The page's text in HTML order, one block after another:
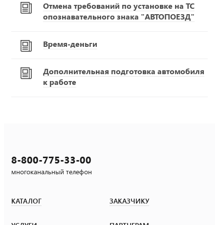
Отмена требований по установке на ТС
опознавательного знака "АВТОПОЕЗД"
Время-деньги
Дополнительная подготовка автомобиля
к работе
8-800-775-33-00
многоканальный телефон
КАТАЛОГ ЗАКАЗЧИКУ